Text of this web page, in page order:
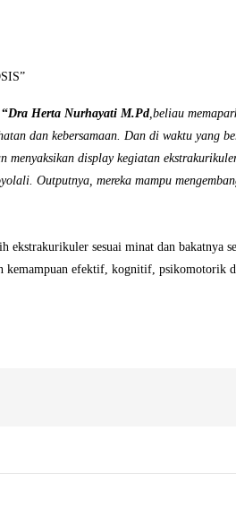
“Dra Herta Nurhayati M.Pd,beliau
dan kebersamaan. Dan di waktu yang
menyaksikan display kegiatan
Outputnya, mereka mampu
ekstrakurikuler sesuai minat dan bakatnya
efektif, kognitif, psikomotorik